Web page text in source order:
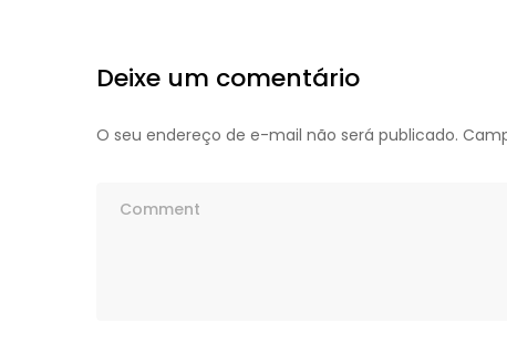
Deixe um comentário
O seu endereço de e-mail não será publicado.